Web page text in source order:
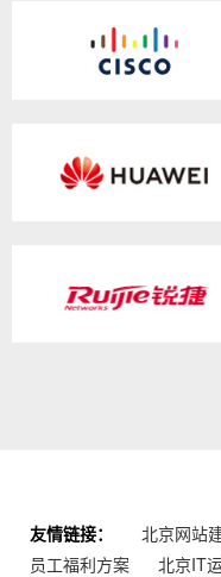
友情链接： 北京网站
员工福利方案
北京IT